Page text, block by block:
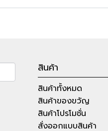
สินค้า
สินค้าทั้งหมด
สินค้าของขวัญ
สินค้าโปรโมชั่น
สั่งออกแบบสินค้า